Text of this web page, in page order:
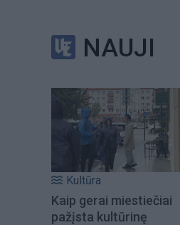
NAUJI
Kultūra
Kaip gerai miestiečiai
pažįsta kultūrinę